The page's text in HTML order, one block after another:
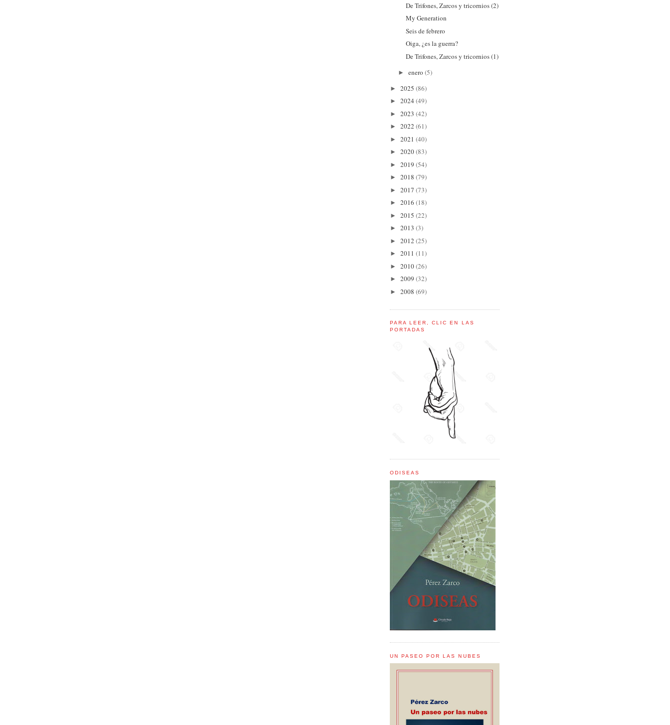
De Trifones, Zarcos y tricornios (2)
My Generation
Seis de febrero
Oiga, ¿es la guerra?
De Trifones, Zarcos y tricornios (1)
► enero (5)
► 2025 (86)
► 2024 (49)
► 2023 (42)
► 2022 (61)
► 2021 (40)
► 2020(83)
► 2019 (54)
► 2018 (79)
► 2017 (73)
► 2016 (18)
► 2015 (22)
► 2013 (3)
► 2012 (25)
► 2011 (11)
► 2010(26)
► 2009 (32)
► 2008 (69)
PARA LEER, CLIC EN LAS
PORTADAS
ODISEAS
UN PASEO POR LAS NUBES